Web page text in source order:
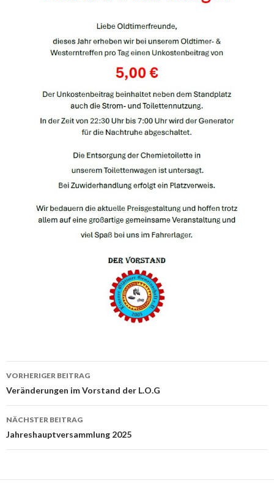
Beitrags-
Navigation
VORHERIGER BEITRAG
Veränderungen im Vorstand der L.O.G
NÄCHSTER BEITRAG
Jahreshauptversammlung 2025